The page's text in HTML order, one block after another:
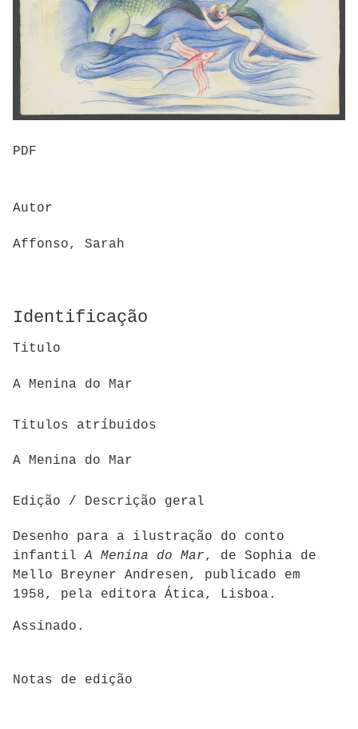
PDF
Autor
Affonso, Sarah
Identificação
Titulo
A Menina do Mar
Titulos atríbuidos
A Menina do Mar
Edição / Descrição geral
Desenho para a ilustração do conto
infantilA Menina do Mar, de Sophia de
Mello Breyner Andresen, publicado em
1958, pela editora Ática, Lisboa.
Assinado.
Notas de edição